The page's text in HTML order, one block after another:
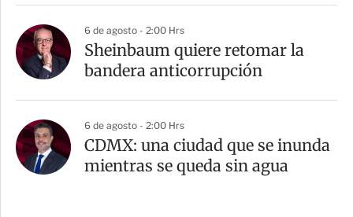
6 de agosto - 2:00 Hrs
Sheinbaum quiere retomar la
bandera anticorrupción
6 de agosto - 2:00 Hrs
CDMX: una ciudad que se inunda
mientras se queda sin agua